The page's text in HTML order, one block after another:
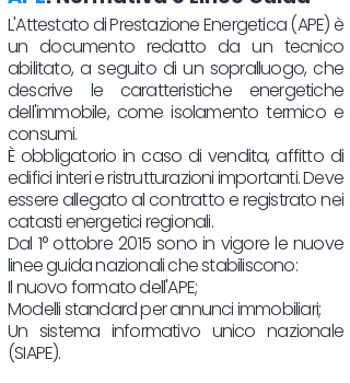
L'Attestato di Prestazione Energetica (APE) è
un documento redatto da un tecnico
abilitato, a seguito di un sopralluogo, che
descrive le caratteristiche energetiche
dell'immobile, come isolamento termico e
consumi.
È obbligatorio in caso di vendita, affitto di
edifici interi e ristrutturazioni importanti. Deve
essere allegato al contratto e registrato nei
catasti energetici regionali.
Dal 1° ottobre 2015 sono in vigore le nuove
linee guida nazionali che stabiliscono:
Il nuovo formato dell'APE;
Modelli standard per annunci immobiliari;
Un sistema informativo unico nazionale
(SIAPE).